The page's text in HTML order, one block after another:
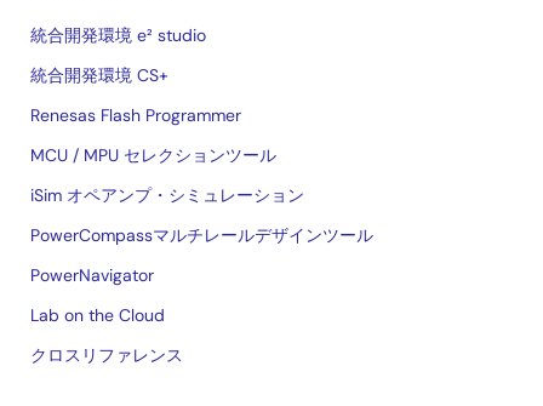
統合開発環境 e² studio
統合開発環境 CS+
Renesas Flash Programmer
MCU / MPU セレクションツール
iSim オペアンプ・シミュレーション
PowerCompassマルチレールデザインツール
PowerNavigator
Lab on the Cloud
クロスリファレンス